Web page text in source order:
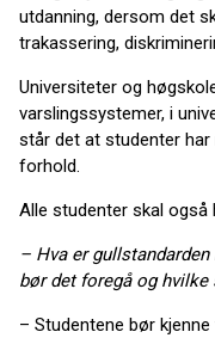
utdanning, dersom det
trakassering,
Universiteter og
varslingssystemer, i
står det at studenter
forhold.
Alle studenter skal også
– Hva er
bør det foregå og
– Studentene bør